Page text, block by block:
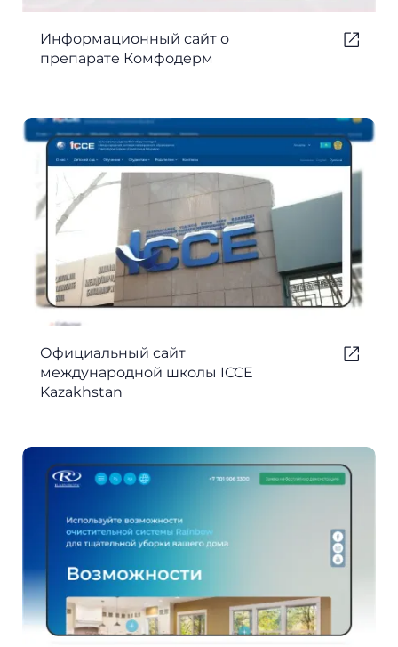
Информационный сайт о
препарате Комфодерм
Официальный сайт
международной школы ICCE
Kazakhstan